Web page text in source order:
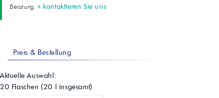
Viskositätsindex
160 (ASTM D 2270)
<-45 °C (ASTM D 97)
230 °C (ASTM D 92)
Schaumverhalten bei 24 °C
Beratung. » kontaktieren Sie uns
Preis & Bestellung
Aktuelle Auswahl:
20 Flaschen (20 l insgesamt)